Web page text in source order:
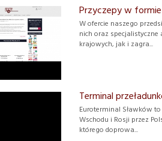
Przyczepy w
W ofercie naszego
nich oraz
krajowych, jak i zagra...
Terminal
Euroterminal Sławków
Wschodu i Rosji przez
którego doprowa...